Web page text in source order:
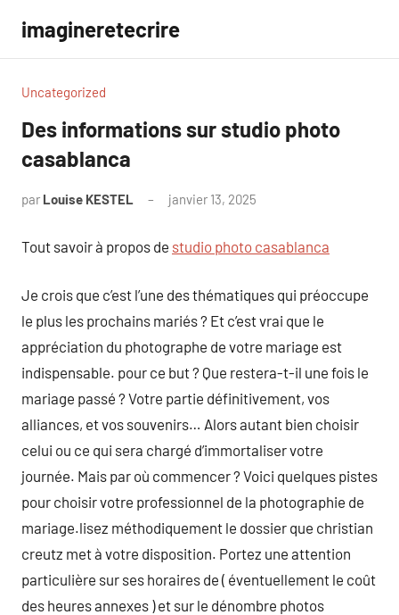
contenu
imagineretecrire
Uncategorized
Des informations sur studio photo
casablanca
par Louise KESTEL janvier 13, 2025
Tout savoir à propos de studio photo casablanca
Je crois que c’est l’une des thématiques qui préoccupe
le plus les prochains mariés ? Et c’est vrai que le
appréciation du photographe de votre mariage est
indispensable. pour ce but ? Que restera-t-il une fois le
mariage passé ? Votre partie définitivement, vos
alliances, et vos souvenirs… Alors autant bien choisir
celui ou ce qui sera chargé d’immortaliser votre
journée. Mais par où commencer ? Voici quelques pistes
pour choisir votre professionnel de la photographie de
mariage.lisez méthodiquement le dossier que christian
creutz met à votre disposition. Portez une attention
particulière sur ses horaires de ( éventuellement le coût
des heures annexes ) et sur le dénombre photos